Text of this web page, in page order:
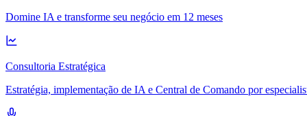
Domine IA e transforme seu negócio em 12 meses
Consultoria Estratégica
Estratégia, implementação de IA e Central de Comando por